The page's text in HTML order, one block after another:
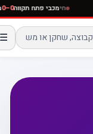
חימכבי פתח תקווה
☰